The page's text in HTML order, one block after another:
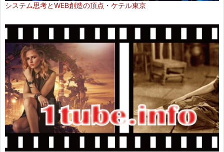
システム思考とWEB創造の頂点・ケテル東京